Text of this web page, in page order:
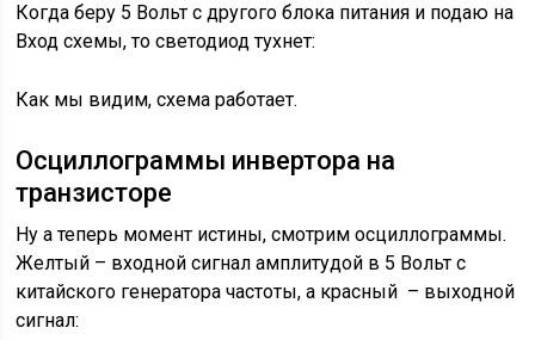
Когда беру 5 Вольт с другого блока питания и подаю на
Вход схемы, то светодиод тухнет:
Как мы видим, схема работает.
Осциллограммы инвертора на
транзисторе
Ну а теперь момент истины, смотрим осциллограммы.
Желтый – входной сигнал амплитудой в 5 Вольт с
китайского генератора частоты, а красный – выходной
сигнал: